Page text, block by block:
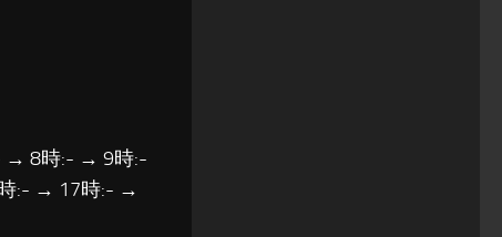
8時:- → 9時:-
:- → 17時:- →